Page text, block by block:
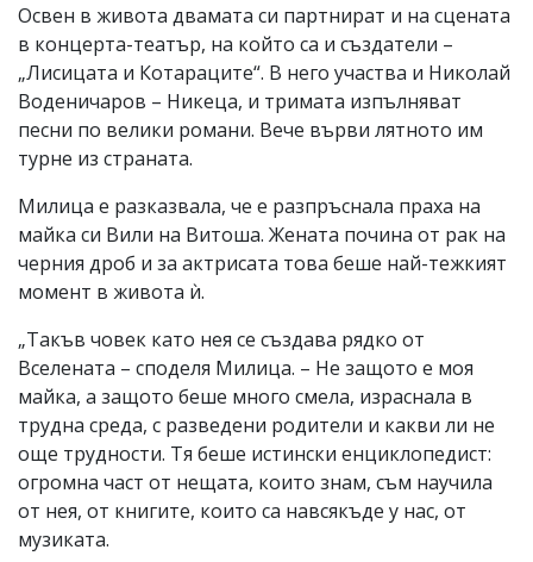
Освен в живота двамата си партнират и на сцената
в концерта-театър, на който са и създатели –
„Лисицата и Котараците“. В него участва и Николай
Воденичаров – Никеца, и тримата изпълняват
песни по велики романи. Вече върви лятното им
турне из страната.
Милица е разказвала, че е разпръснала праха на
майка си Вили на Витоша. Жената почина от рак на
черния дроб и за актрисата това беше най-тежкият
момент в живота ѝ.
„Такъв човек като нея се създава рядко от
Вселената – споделя Милица. – Не защото е моя
майка, а защото беше много смела, израснала в
трудна среда, с разведени родители и какви ли не
още трудности. Тя беше истински енциклопедист:
огромна част от нещата, които знам, съм научила
от нея, от книгите, които са навсякъде у нас, от
музиката.